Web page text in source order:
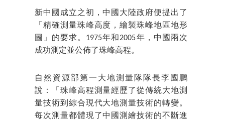
新中國成立之初，中國大陸政府便提出了
「精確測量珠峰高度，繪製珠峰地區地形
圖」的要求。1975年和2005年，中國兩次
成功測定並公佈了珠峰高程。
自然資源部第一大地測量隊隊長李國鵬
說：「珠峰高程測量經歷了從傳統大地測
量技術到綜合現代大地測量技術的轉變。
每次測量都體現了中國測繪技術的不斷進